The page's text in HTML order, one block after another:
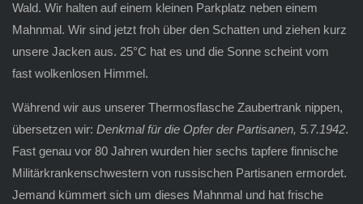
Wald. Wir halten auf einem kleinen Parkplatz neben einem
Mahnmal. Wir sind jetzt froh über den Schatten und ziehen kurz
unsere Jacken aus. 25°C hat es und die Sonne scheint vom
fast wolkenlosen Himmel.
Während wir aus unserer Thermosflasche Zaubertrank nippen,
übersetzen wir: Denkmal für die Opfer der Partisanen, 5.7.1942.
Fast genau vor 80 Jahren wurden hier sechs tapfere finnische
Militärkrankenschwestern von russischen Partisanen ermordet.
Jemand kümmert sich um dieses Mahnmal und hat frische